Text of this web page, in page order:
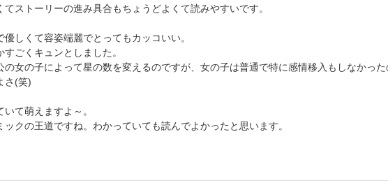
てストーリーの進み具合もちょうどよくて読みやすいです。
優しくて容姿端麗でとってもカッコいい。
すごくキュンとしました。
の女の子によって星の数を変えるのですが、女の子は普通で特に感情移入もしなかっ
さ(笑)
いて萌えますよ～。
ックの王道ですね。わかっていても読んでよかったと思います。